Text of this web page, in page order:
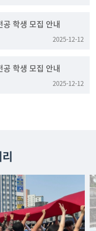
학생 모집 안내
2025-12-12
학생 모집 안내
2025-12-12